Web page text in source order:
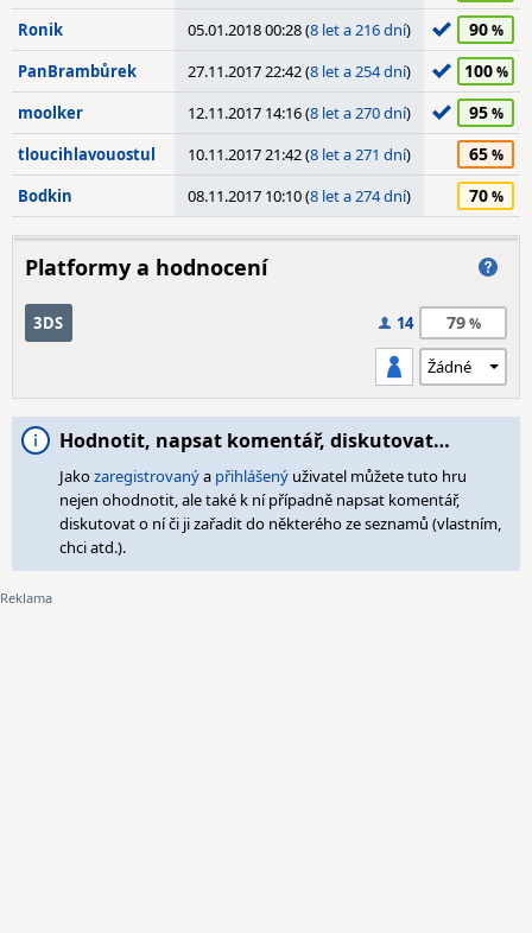
Ronik 05.01.2018 00:28 (8 let a 216 dní) 90
PanBrambůrek 27.11.2017 22:42 (8 let a 254 dní) 100
moolker 12.11.2017 14:16 (8 let a 270 dní) 95
tloucihlavouostul 10.11.2017 21:42 (8 let a 271 dní) 65
Bodkin 08.11.2017 10:10 (8 let a 274 dní) 70
Platformy a hodnocení
3DS 14 79
Hodnotit, napsat komentář, diskutovat…
Jakozaregistrovanýa přihlášený uživatel můžete tuto hru
nejen ohodnotit, ale také k ní případně napsat komentář,
diskutovat o ní či ji zařadit do některého ze seznamů (vlastním,
chci atd.).